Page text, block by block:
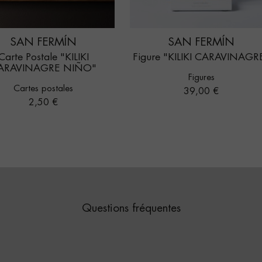
SAN FERMÍN
Postale "KILIKI
NIÑO"
Cartes postales
Prix
2,50 €
SAN FERMÍN
Figure "KILIKI
Figures
Prix
39,00 €
Questions fréquentes